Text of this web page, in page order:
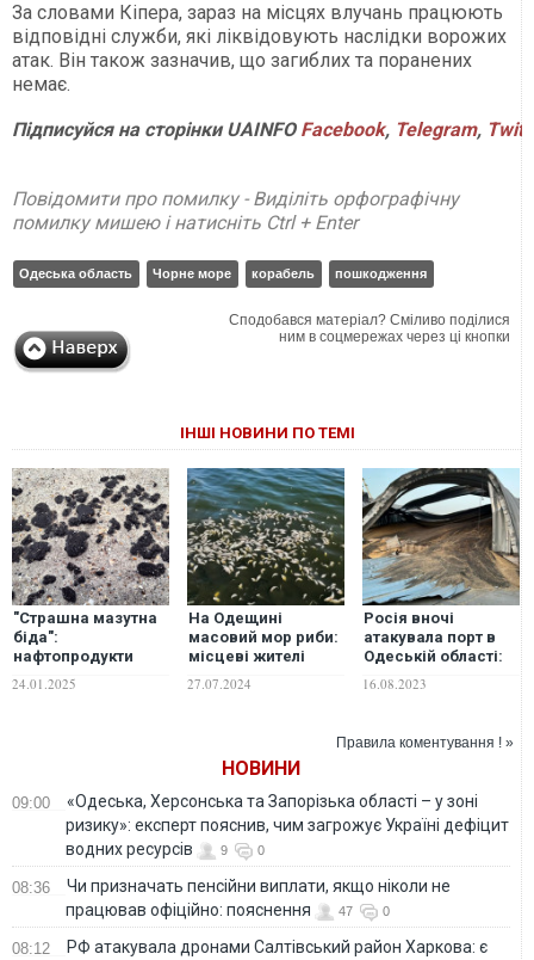
За словами Кіпера, зараз на місцях влучань працюють
відповідні служби, які ліквідовують наслідки ворожих
атак. Він також зазначив, що загиблих та поранених
немає.
ПідписуйсянасторінкиUAINFO Facebook, Telegram,
Повідомити про помилку - Виділіть орфографічну
помилку мишею і натисніть Ctrl + Enter
Одеська область Чорне море корабель пошкодження
Сподобався матеріал? Сміливо поділися
ним в соцмережах через ці кнопки
ІНШІ НОВИНИ ПО ТЕМІ
"Страшна мазутна
біда":
нафтопродукти
після аварії
російських
24.01.2025
На Одещині
масовий мор риби:
місцеві жителі
говорять про
різкий запах
27.07.2024
Росія вночі
атакувала порт в
Одеській області:
пошкоджені
склади та
16.08.2023
Правила коментування ! »
НОВИНИ
09:00
«Одеська, Херсонська та Запорізька області – у зоні
ризику»: експерт пояснив, чим загрожує Україні дефіцит
водних ресурсів
9 0
08:36
Чи призначать пенсійни виплати, якщо ніколи не
працював офіційно: пояснення
47 0
08:12
РФ атакувала дронами Салтівський район Харкова: є